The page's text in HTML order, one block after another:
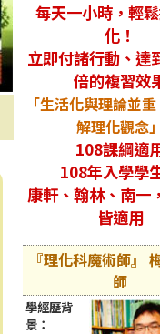
每天一小時，輕
化！
立即付諸行動、達
倍的複習效
「生活化與理論並
解理化觀念
108課綱適
108年入學學
康軒、翰林、南一
皆適用
『理化科魔術師』
師
學經歷背
景：